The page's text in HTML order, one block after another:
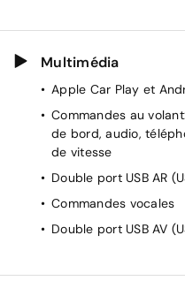
Multimédia
Apple Car Play et
Commandes au
de bord, audio,
de vitesse
Double port USB AR
Commandes vocales
Double port USB AV